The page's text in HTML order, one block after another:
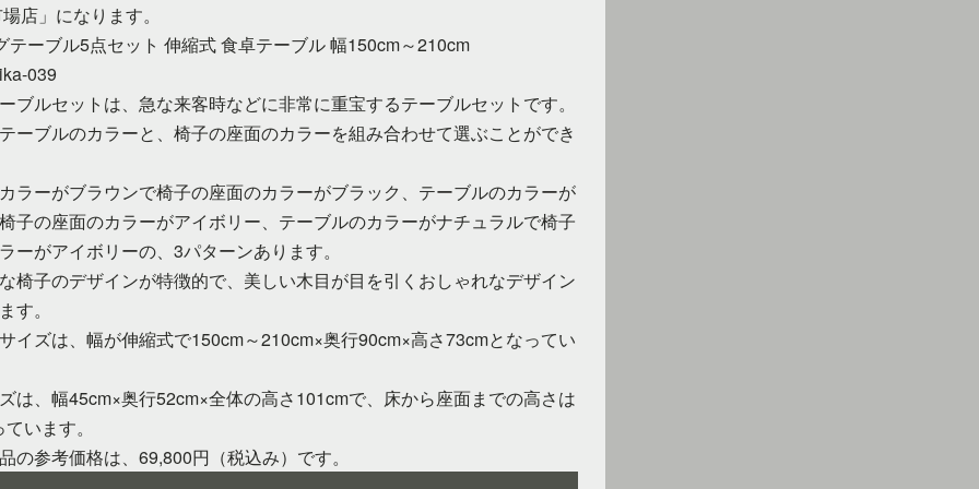
店」になります。
テーブル5点セット 伸縮式 食卓テーブル 幅150cm～210cm
039
ブルセットは、急な来客時などに非常に重宝するテーブルセットです。
ーブルのカラーと、椅子の座面のカラーを組み合わせて選ぶことができ
ラーがブラウンで椅子の座面のカラーがブラック、テーブルのカラーが
子の座面のカラーがアイボリー、テーブルのカラーがナチュラルで椅子
ーがアイボリーの、3パターンあります。
椅子のデザインが特徴的で、美しい木目が目を引くおしゃれなデザイン
す。
イズは、幅が伸縮式で150cm～210cm×奥行90cm×高さ73cmとなってい
は、幅45cm×奥行52cm×全体の高さ101cmで、床から座面までの高さは
います。
の参考価格は、69,800円（税込み）です。